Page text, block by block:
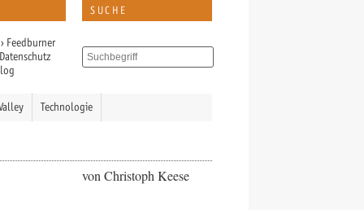
› Feedburner
Datenschutz
SUCHE
Technologie
von Christoph Keese